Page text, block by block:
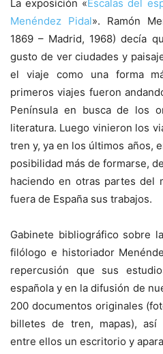
La exposición «Escalas del
Menéndez Pidal». Ramón
1869 – Madrid, 1968) decía
gusto de ver ciudades y
el viaje como una forma
primeros viajes fueron
Península en busca de los
literatura. Luego vinieron los
tren y, ya en los últimos años,
posibilidad más de formarse,
haciendo en otras partes del
fuera de España sus trabajos.
Gabinete bibliográfico sobre
filólogo e historiador
repercusión que sus
española y en la difusión de
200 documentos originales
billetes de tren, mapas), así
entre ellos un escritorio y